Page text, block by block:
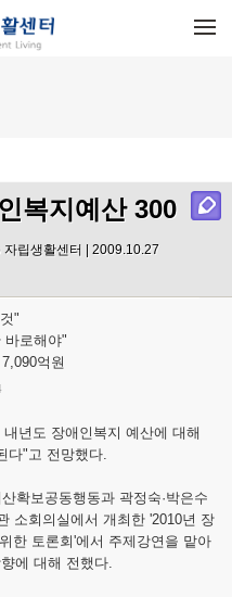
뛰기
복지예산 300
자립생활센터 | 2009.10.27
"
바로해야"
억원
년도 장애인복지 예산에 대해
다"고 전망했다.
확보공동행동과 곽정숙·박은수
소회의실에서 개최한 '2010년 장
한 토론회'에서 주제강연을 맡아
에 대해 전했다.